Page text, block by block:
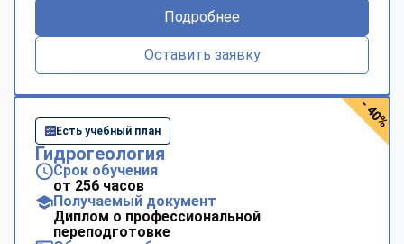
Подробнее
Оставить заявку
Есть учебный план
Гидрогеология
Срок обучения
от 256 часов
Получаемый документ
Диплом о профессиональной
переподготовке
- 40%